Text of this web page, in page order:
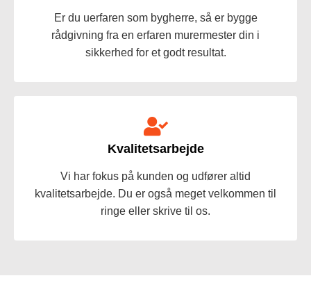
Er du uerfaren som bygherre, så er bygge
rådgivning fra en erfaren murermester din i
sikkerhed for et godt resultat.
Kvalitetsarbejde
Vi har fokus på kunden og udfører altid
kvalitetsarbejde. Du er også meget velkommen til
ringe eller skrive til os.